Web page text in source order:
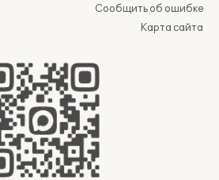
Сообщить об ошибке
Карта сайта